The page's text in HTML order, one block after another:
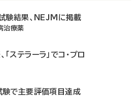
験結果、NEJMに掲載
治療薬
ステラーラ」でコ・プロ
験で主要評価項目達成